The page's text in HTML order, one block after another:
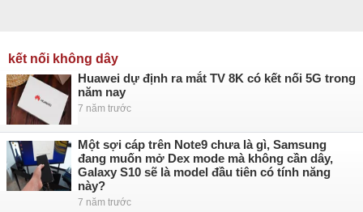
kết nối không dây
Huawei dự định ra mắt TV 8K có kết nối 5G trong
năm nay
7 năm trước
Một sợi cáp trên Note9 chưa là gì, Samsung
đang muốn mở Dex mode mà không cần dây,
Galaxy S10 sẽ là model đầu tiên có tính năng
này?
7 năm trước